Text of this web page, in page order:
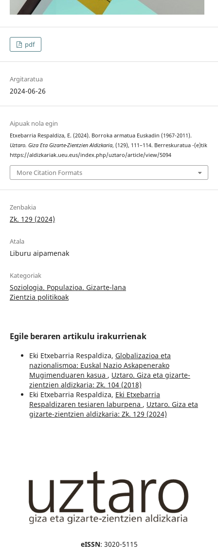
pdf
Argitaratua
2024-06-26
Aipuak nola egin
Etxebarria Respaldiza, E. (2024). Borroka armatua Euskadin (1967-2011).
Uztaro. Giza Eta Gizarte-Zientzien Aldizkaria, (129), 111–114. Berreskuratua -(e)tik
https://aldizkariak.ueu.eus/index.php/uztaro/article/view/5094
More Citation Formats
Zenbakia
Zk. 129 (2024)
Atala
Liburu aipamenak
Kategoriak
Soziologia. Populazioa. Gizarte-lana
Zientzia politikoak
Egile beraren artikulu irakurrienak
Eki Etxebarria Respaldiza, Globalizazioa eta
nazionalismoa: Euskal Nazio Askapenerako
Mugimenduaren kasua , Uztaro. Giza eta gizarte-
zientzien aldizkaria: Zk. 104 (2018)
Eki Etxebarria Respaldiza, Eki Etxebarria
Respaldizaren tesiaren laburpena , Uztaro. Giza eta
gizarte-zientzien aldizkaria: Zk. 129 (2024)
eISSN: 3020-5115